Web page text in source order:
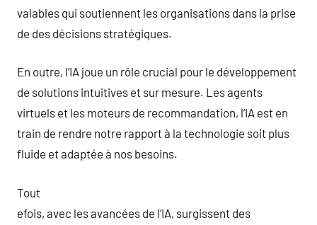
valables qui soutiennent les organisations dans la prise
de des décisions stratégiques.
En outre, l’IA joue un rôle crucial pour le développement
de solutions intuitives et sur mesure. Les agents
virtuels et les moteurs de recommandation, l’IA est en
train de rendre notre rapport à la technologie soit plus
fluide et adaptée à nos besoins.
Tout
efois, avec les avancées de l’IA, surgissent des